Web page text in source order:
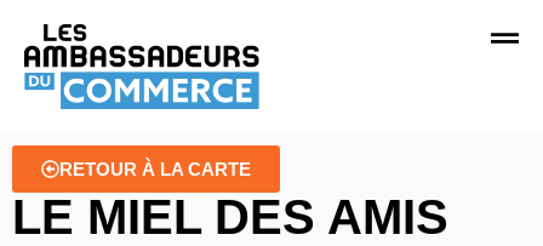
RETOUR À LA CARTE
LE MIEL DES AMIS